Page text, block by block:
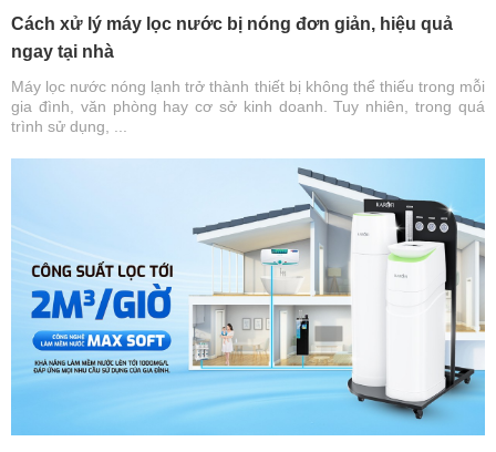
Cách xử lý máy lọc nước bị nóng đơn giản, hiệu quả
ngay tại nhà
Máy lọc nước nóng lạnh trở thành thiết bị không thể thiếu trong mỗi
gia đình, văn phòng hay cơ sở kinh doanh. Tuy nhiên, trong quá
trình sử dụng, ...